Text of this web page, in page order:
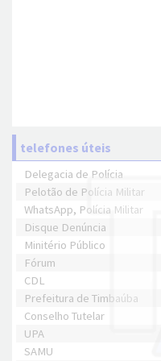
telefones úteis
Delegacia de Polícia
Pelotão de Polícia Militar
WhatsApp, Polícia Militar
Disque Denúncia
Minitério Público
Fórum
CDL
Prefeitura de Timbaúba
Conselho Tutelar
UPA
SAMU